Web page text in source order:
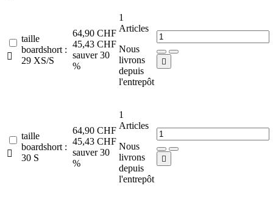

taille
boardshort :
29 XS/S
64,90 CHF
45,43 CHF
sauver 30
%
1
Articles
Nous
livrons
depuis
l'entrepôt


taille
boardshort :
30 S
64,90 CHF
45,43 CHF
sauver 30
%
1
Articles
Nous
livrons
depuis
l'entrepôt
